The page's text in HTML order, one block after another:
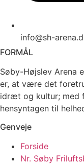
info@sh-
FORMÅL
Søby-Højslev Arena
er, at være det
idræt og kultur; med
hensyntagen til
Genveje
Forside
Nr. Søby